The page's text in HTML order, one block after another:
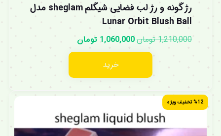
رژ گونه و رژ لب فضایی شیگلم sheglam مدل
Lunar Orbit Blush Ball
1,210,000 تومان1,060,000 تومان
خرید
%12 تخفیف ویژه